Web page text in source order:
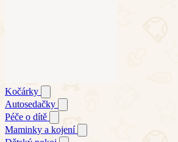
Kočárky
Autosedačky
Péče o dítě
Maminky a kojení